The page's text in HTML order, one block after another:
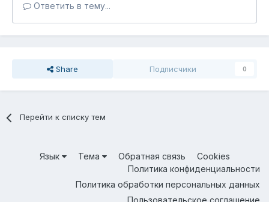
Ответить в тему...
Share Подписчики 0
Перейти к списку тем
Язык Тема Обратная связь
Cookies
Политика конфиденциальности
Политика обработки персональных данных